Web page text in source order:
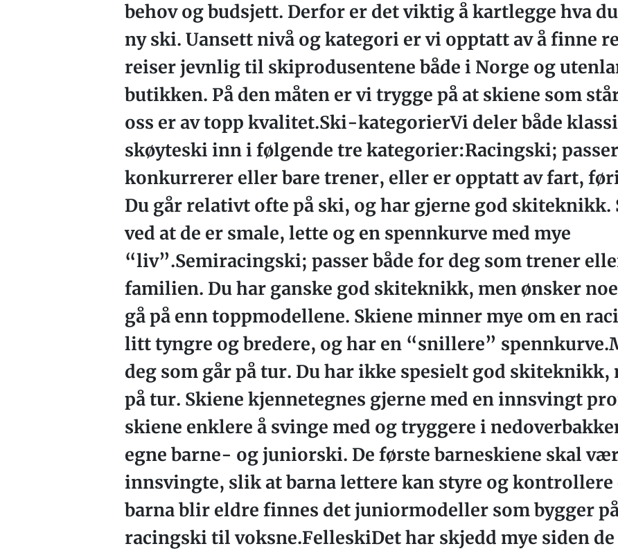
behov og budsjett. Derfor er det viktig å kartlegge hva
ny ski. Uansett nivå og kategori er vi opptatt av å finne
reiser jevnlig til skiprodusentene både i Norge og
butikken. På den måten er vi trygge på at skiene som
oss er av topp kvalitet.Ski-kategorierVi deler både
skøyteski inn i følgende tre kategorier:Racingski;
konkurrerer eller bare trener, eller er opptatt av fart,
Du går relativt ofte på ski, og har gjerne god skiteknikk.
ved at de er smale, lette og en spennkurve med mye
“liv”.Semiracingski; passer både for deg som trener
familien. Du har ganske god skiteknikk, men ønsker
gå på enn toppmodellene. Skiene minner mye om en
litt tyngre og bredere, og har en “snillere”
deg som går på tur. Du har ikke spesielt god
på tur. Skiene kjennetegnes gjerne med en innsvingt
skiene enklere å svinge med og tryggere i
egne barne- og juniorski. De første barneskiene skal
innsvingte, slik at barna lettere kan styre og kontrollere
barna blir eldre finnes det juniormodeller som bygger
racingski til voksne.FelleskiDet har skjedd mye siden